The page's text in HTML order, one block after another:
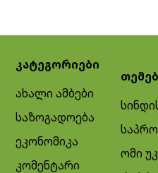
კატეგორიები
ახალი ამბები
საზოგადოება
ეკონომიკა
კომენტარი
ომი